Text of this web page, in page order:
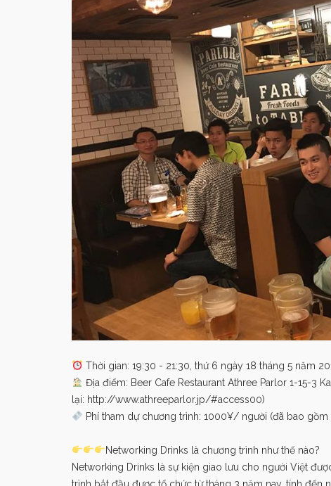
Thời gian: 19:30 - 21:30, thứ 6 ngày 18 tháng 5 năm
Địa điểm: Beer Cafe Restaurant Athree Parlor 1-15-3
lại: http://www.athreeparlor.jp/#access00)
Phí tham dự chương trình: 1000¥/ người (đã bao gồm
Networking Drinks là chương trình như thế nào?
Networking Drinks là sự kiện giao lưu cho người Việt
trình bắt đầu được tổ chức từ tháng 3 năm nay, tính đến